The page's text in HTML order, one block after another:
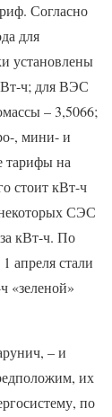
Согласно
для
установлены
ч; для ВЭС
– 3,5066;
, мини- и
тарифы на
стоит кВт-ч
СЭС
кВт-ч. По
апреля стали
«зеленой»
– и
их
по